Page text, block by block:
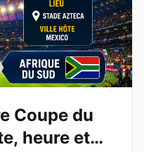
Coupe du
heure et